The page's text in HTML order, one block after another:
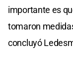
importante es
tomaron
concluyó